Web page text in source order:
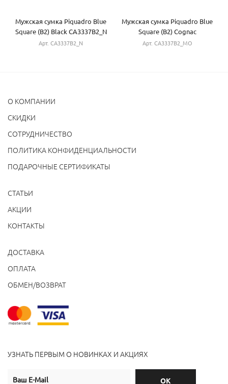
Мужская сумка Piquadro Blue
Square (B2) Black CA3337B2_N
Арт. CA3337B2_N
Мужская сумка Piquadro Blue
Square (B2) Cognac
CA3337B2_MO
Арт. CA3337B2_MO
О КОМПАНИИ
CКИДКИ
СОТРУДНИЧЕСТВО
ПОЛИТИКА КОНФИДЕНЦИАЛЬНОСТИ
ПОДАРОЧНЫЕ СЕРТИФИКАТЫ
СТАТЬИ
АКЦИИ
КОНТАКТЫ
ДОСТАВКА
ОПЛАТА
ОБМЕН/ВОЗВРАТ
УЗНАТЬ ПЕРВЫМ О НОВИНКАХ И АКЦИЯХ